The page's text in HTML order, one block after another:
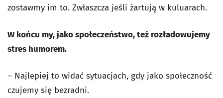
zostawmy im to. Zwłaszcza jeśli żartują w kuluarach.
W końcu my, jako społeczeństwo, też rozładowujemy
stres humorem.
– Najlepiej to widać sytuacjach, gdy jako społeczność
czujemy się bezradni.